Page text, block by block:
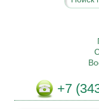
+7